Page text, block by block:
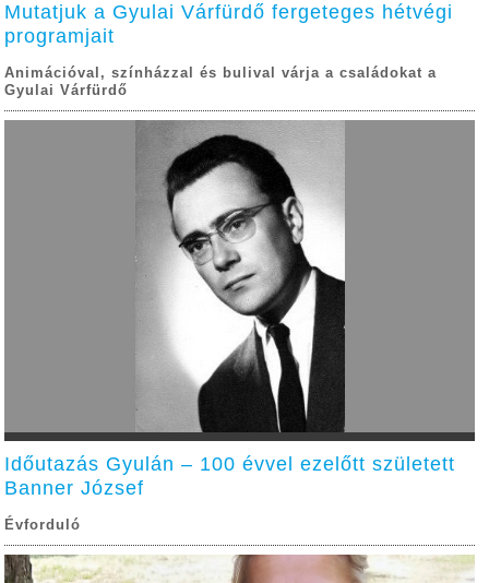
Mutatjuk a Gyulai Várfürdő fergeteges hétvégi
programjait
Animációval, színházzal és bulival várja a családokat a
Gyulai Várfürdő
Időutazás Gyulán – 100 évvel ezelőtt született
Banner József
Évforduló